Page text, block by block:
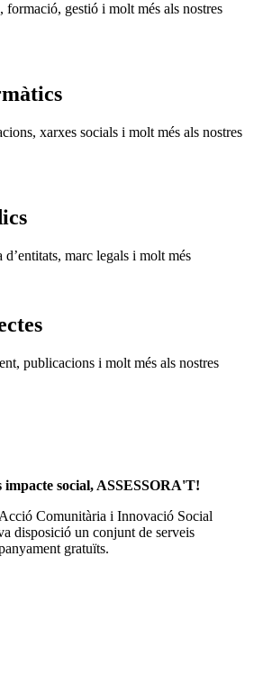
gestió i molt més als nostres
xarxes socials i molt més als nostres
marc legals i molt més
publicacions i molt més als nostres
impacte social, ASSESSORA'T!
Comunitària i Innovació Social
disposició un conjunt de serveis
gratuïts.